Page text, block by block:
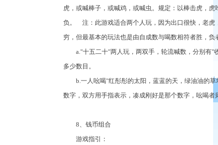
虎，或喊棒子，或喊鸡，或喊虫。规定：以棒击虎，
负。 注：此游戏适合两个人玩，因为出口很快，老虎
穷，但最基本的玩法也是由自成数与喝数相符者胜，负
a."十五二十"两人玩，两双手，轮流喊数，分别有"
多少数目。
b.一人吆喝"红彤彤的太阳，蓝蓝的天，绿油油的草
数字，双方用手指表示，凑成刚好是那个数字，吆喝
8、钱币组合
游戏指引：